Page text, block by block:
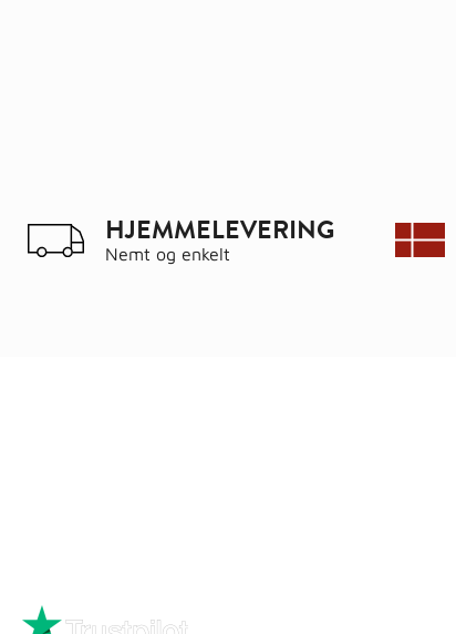
HJEMMELEVERING
Nemt og enkelt